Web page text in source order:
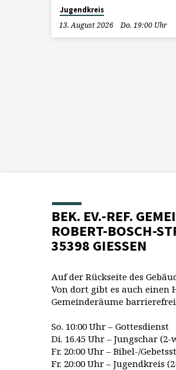
Jugendkreis
13. August 2026
Do. 19:00 Uhr
BEK. EV.-REF.
ROBERT-BOSCH-
35398 GIESSEN
Auf der Rückseite des
Von dort gibt es auch einen
Gemeinderäume
So. 10:00 Uhr – Gottesdienst
Di. 16.45 Uhr – Jungschar
Fr. 20:00 Uhr – Bibel-/
Fr. 20:00 Uhr – Jugendkreis